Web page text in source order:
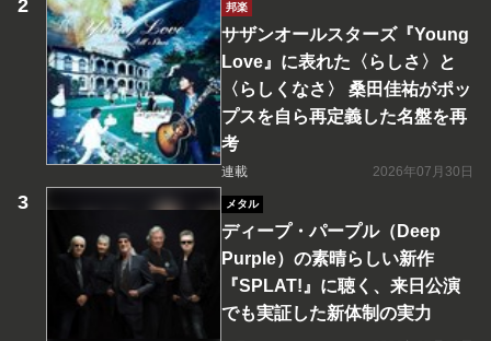
邦楽
サザンオールスターズ『Young
Love』に表れた〈らしさ〉と
〈らしくなさ〉 桑田佳祐がポッ
プスを自ら再定義した名盤を再
考
連載 2026年07月30日
メタル
ディープ・パープル（Deep
Purple）の素晴らしい新作
『SPLAT!』に聴く、来日公演
でも実証した新体制の実力